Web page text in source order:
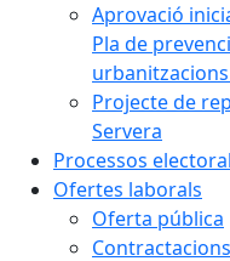
Aprovació
Pla de
Projecte de
Servera
Processos
Ofertes laborals
Oferta pública